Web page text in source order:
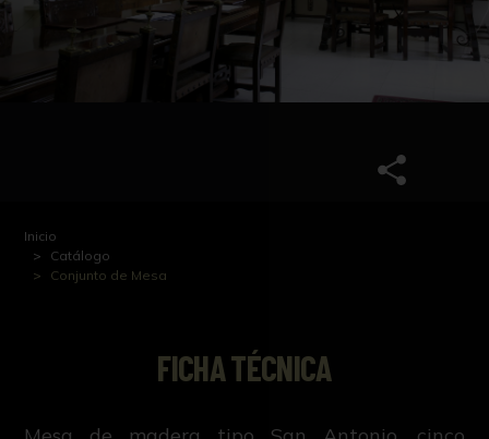
Inicio
Catálogo
Conjunto de Mesa
FICHA TÉCNICA